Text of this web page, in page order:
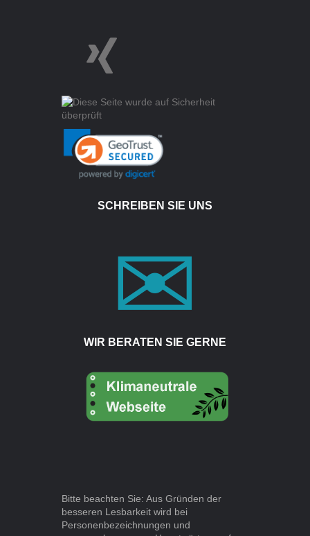
SCHREIBEN SIE UNS
WIR BERATEN SIE GERNE
Bitte beachten Sie: Aus Gründen der
besseren Lesbarkeit wird bei
Personenbezeichnungen und